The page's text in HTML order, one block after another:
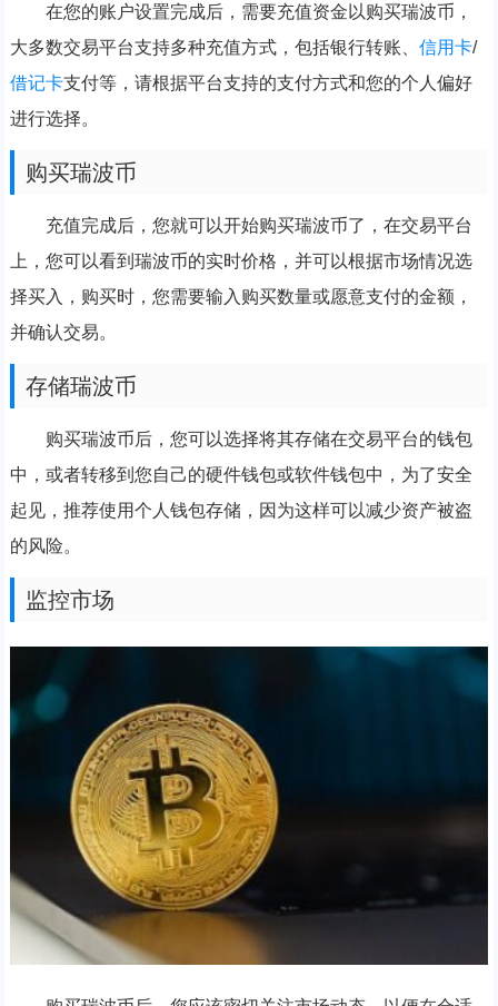
在您的账户设置完成后，需要充值资金以购买瑞波币，
大多数交易平台支持多种充值方式，包括银行转账、 信用卡/
借记卡支付等，请根据平台支持的支付方式和您的个人偏好
进行选择。
购买瑞波币
充值完成后，您就可以开始购买瑞波币了，在交易平台
上，您可以看到瑞波币的实时价格，并可以根据市场情况选
择买入，购买时，您需要输入购买数量或愿意支付的金额，
并确认交易。
存储瑞波币
购买瑞波币后，您可以选择将其存储在交易平台的钱包
中，或者转移到您自己的硬件钱包或软件钱包中，为了安全
起见，推荐使用个人钱包存储，因为这样可以减少资产被盗
的风险。
监控市场